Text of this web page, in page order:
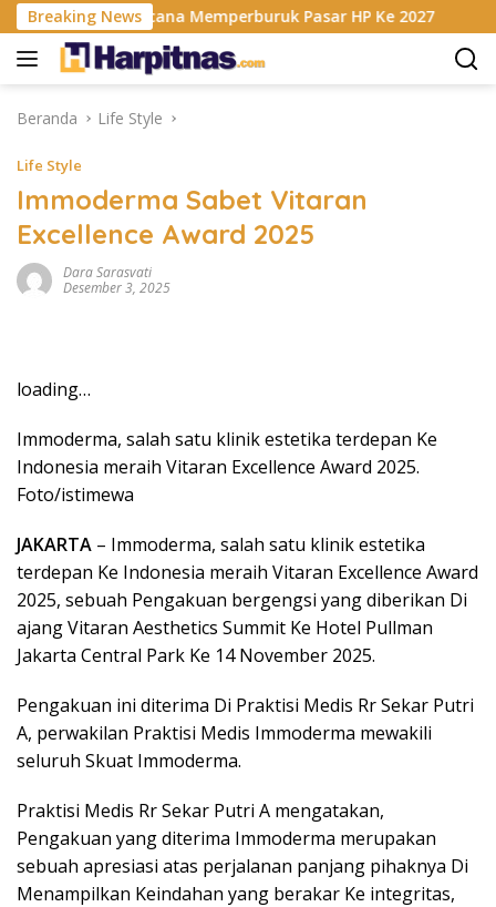
Langsung
ke
konten
Breaking News
RAM Berencana Memperburuk Pasar HP Ke 2027
Beranda Life Style
Life Style
Immoderma Sabet Vitaran
Excellence Award 2025
Dara Sarasvati
Desember 3, 2025
loading…
Immoderma, salah satu klinik estetika terdepan Ke
Indonesia meraih Vitaran Excellence Award 2025.
Foto/istimewa
JAKARTA – Immoderma, salah satu klinik estetika
terdepan Ke Indonesia meraih Vitaran Excellence Award
2025, sebuah Pengakuan bergengsi yang diberikan Di
ajang Vitaran Aesthetics Summit Ke Hotel Pullman
Jakarta Central Park Ke 14 November 2025.
Pengakuan ini diterima Di Praktisi Medis Rr Sekar Putri
A, perwakilan Praktisi Medis Immoderma mewakili
seluruh Skuat Immoderma.
Praktisi Medis Rr Sekar Putri A mengatakan,
Pengakuan yang diterima Immoderma merupakan
sebuah apresiasi atas perjalanan panjang pihaknya Di
Menampilkan Keindahan yang berakar Ke integritas,